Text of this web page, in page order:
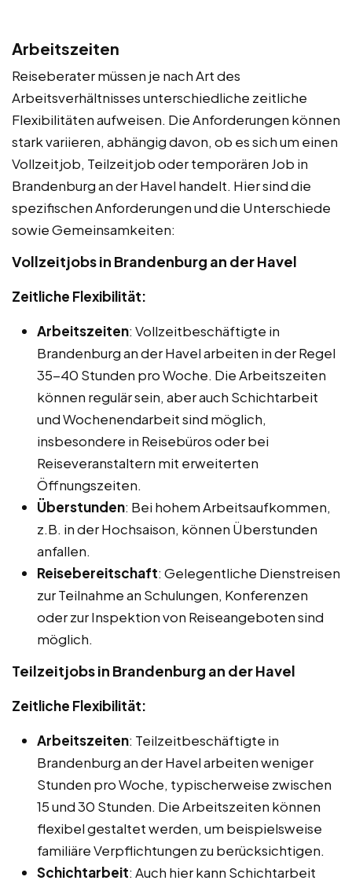
Arbeitszeiten
Reiseberater müssen je nach Art des
Arbeitsverhältnisses unterschiedliche zeitliche
Flexibilitäten aufweisen. Die Anforderungen können
stark variieren, abhängig davon, ob es sich um einen
Vollzeitjob, Teilzeitjob oder temporären Job in
Brandenburg an der Havel handelt. Hier sind die
spezifischen Anforderungen und die Unterschiede
sowie Gemeinsamkeiten:
Vollzeitjobs in Brandenburg an der Havel
Zeitliche Flexibilität:
Arbeitszeiten: Vollzeitbeschäftigte in
Brandenburg an der Havel arbeiten in der Regel
35-40 Stunden pro Woche. Die Arbeitszeiten
können regulär sein, aber auch Schichtarbeit
und Wochenendarbeit sind möglich,
insbesondere in Reisebüros oder bei
Reiseveranstaltern mit erweiterten
Öffnungszeiten.
Überstunden: Bei hohem Arbeitsaufkommen,
z.B. in der Hochsaison, können Überstunden
anfallen.
Reisebereitschaft: Gelegentliche Dienstreisen
zur Teilnahme an Schulungen, Konferenzen
oder zur Inspektion von Reiseangeboten sind
möglich.
Teilzeitjobs in Brandenburg an der Havel
Zeitliche Flexibilität:
Arbeitszeiten: Teilzeitbeschäftigte in
Brandenburg an der Havel arbeiten weniger
Stunden pro Woche, typischerweise zwischen
15 und 30 Stunden. Die Arbeitszeiten können
flexibel gestaltet werden, um beispielsweise
familiäre Verpflichtungen zu berücksichtigen.
Schichtarbeit: Auch hier kann Schichtarbeit